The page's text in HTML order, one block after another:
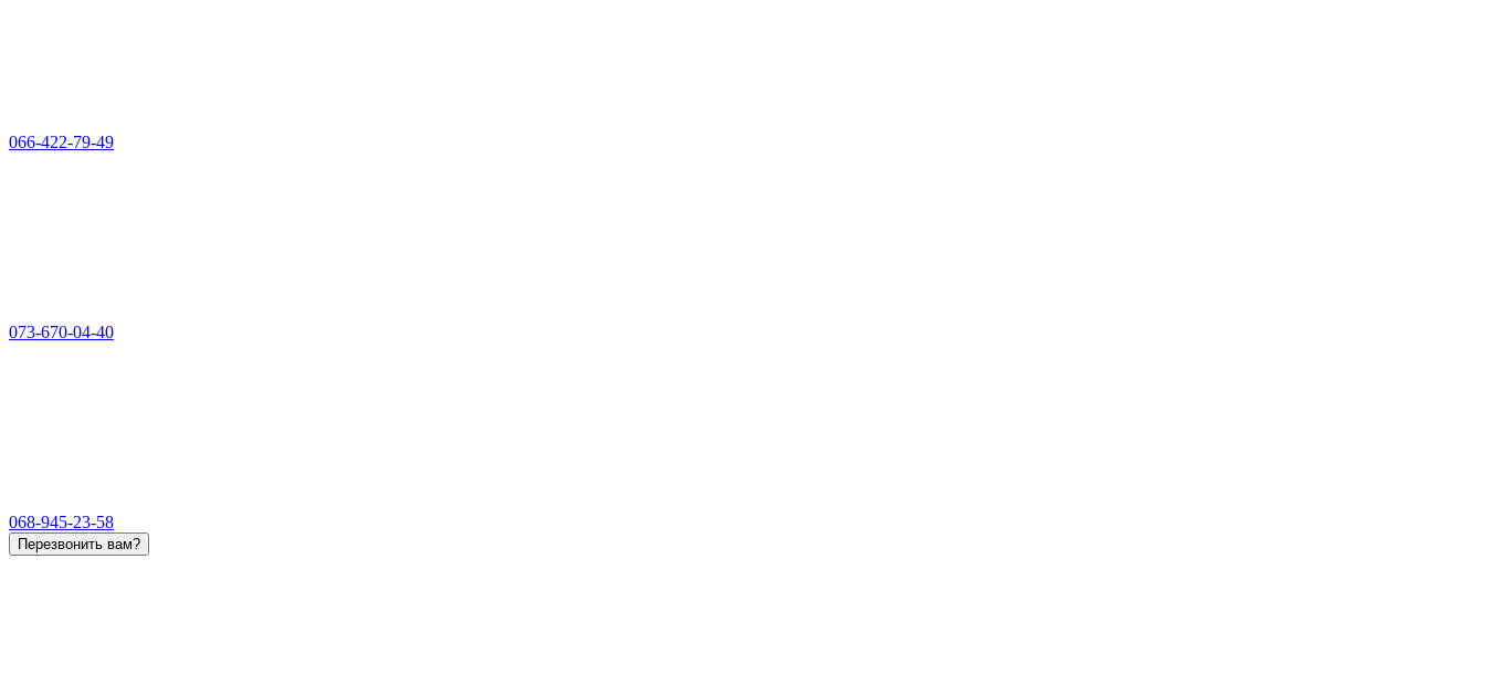
066-422-79-49
073-670-04-40
068-945-23-58
Перезвонить вам?